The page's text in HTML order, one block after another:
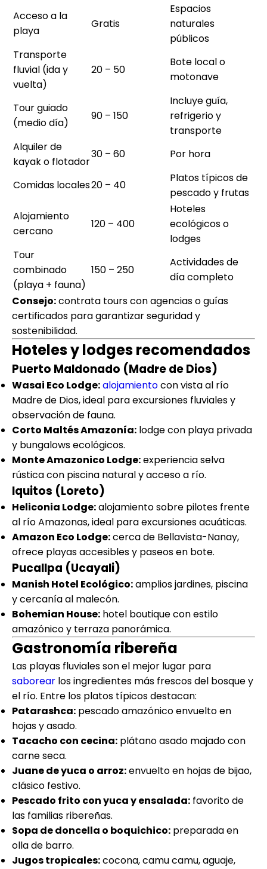
Acceso a la
playa
Gratis
Espacios
naturales
públicos
Transporte
fluvial (ida y
vuelta)
20 – 50
Bote local o
motonave
Tour guiado
(medio día)
90 – 150
Incluye guía,
refrigerio y
transporte
Alquiler de
kayak o flotador
30 – 60 Por hora
Comidas locales20 – 40
Platos típicos de
pescado y frutas
Alojamiento
cercano
120 – 400
Hoteles
ecológicos o
lodges
Tour
combinado
(playa + fauna)
150 – 250
Actividades de
día completo
Consejo:contrata tours con agencias o guías
certificados para garantizar seguridad y
sostenibilidad.
Hoteles y lodges recomendados
Puerto Maldonado (Madre de Dios)
Wasai Eco Lodge:alojamientocon vista al río
Madre de Dios, ideal para excursiones fluviales y
observación de fauna.
Corto Maltés Amazonía: lodge con playa privada
y bungalows ecológicos.
Monte Amazonico Lodge:experiencia selva
rústica con piscina natural y acceso a río.
Iquitos (Loreto)
Heliconia Lodge:alojamiento sobre pilotes frente
al río Amazonas, ideal para excursiones acuáticas.
Amazon Eco Lodge:cerca de Bellavista-Nanay,
ofrece playas accesibles y paseos en bote.
Pucallpa (Ucayali)
Manish Hotel Ecológico:amplios jardines, piscina
y cercanía al malecón.
Bohemian House: hotel boutique con estilo
amazónico y terraza panorámica.
Gastronomía ribereña
Las playas fluviales son el mejor lugar para
saborear los ingredientes más frescos del bosque y
el río. Entre los platos típicos destacan:
Patarashca: pescado amazónico envuelto en
hojas y asado.
Tacacho con cecina: plátano asado majado con
carne seca.
Juane de yuca o arroz:envuelto en hojas de bijao,
clásico festivo.
Pescado frito con yuca y ensalada: favorito de
las familias ribereñas.
Sopa de doncella o boquichico: preparada en
olla de barro.
Jugos tropicales:cocona, camu camu, aguaje,